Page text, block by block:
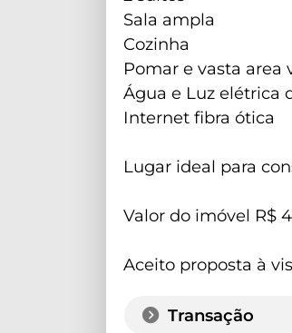
Sala ampla
Cozinha
Pomar e vasta area
Água e Luz elétrica
Internet fibra ótica
Lugar ideal para
Valor do imóvel R$
Aceito proposta à
Transação